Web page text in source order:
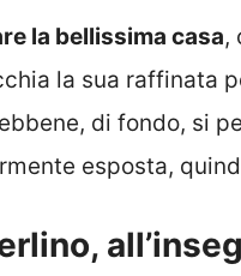
la bellissima casa,
la sua raffinata
di fondo, si
esposta,